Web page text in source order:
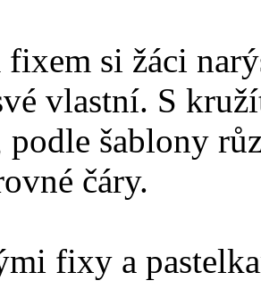
fixem si žáci
vlastní. S
šablony
čáry.
fixy a